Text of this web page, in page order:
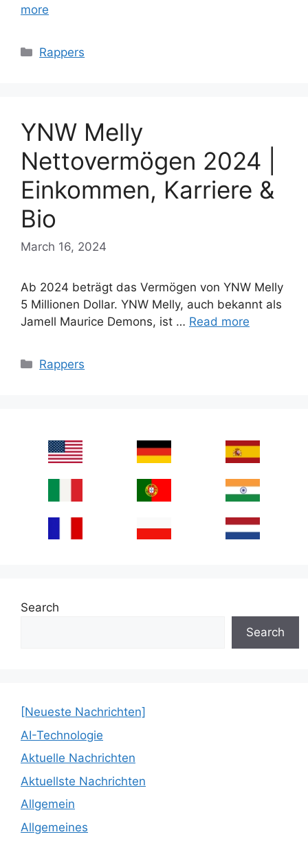
more
Categories
Rappers
YNW Melly
Nettovermögen 2024 |
Einkommen, Karriere &
Bio
March 16, 2024
Ab 2024 beträgt das Vermögen von YNW Melly
5 Millionen Dollar. YNW Melly, auch bekannt als
Jamell Maurice Demons, ist … Read more
Categories
Rappers
Search
Search
[Neueste Nachrichten]
AI-Technologie
Aktuelle Nachrichten
Aktuellste Nachrichten
Allgemein
Allgemeines